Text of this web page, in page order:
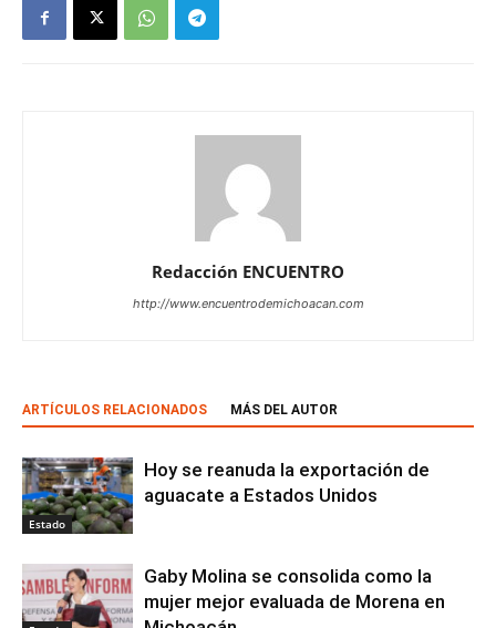
Redacción ENCUENTRO
http://www.encuentrodemichoacan.com
ARTÍCULOS RELACIONADOS MÁS DEL AUTOR
Estado
Hoy se reanuda la exportación de
aguacate a Estados Unidos
Gaby Molina se consolida como la
mujer mejor evaluada de Morena en